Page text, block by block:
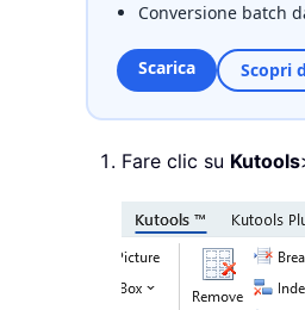
Conversione batch
Scarica Scopri
Fare clic su Kutools